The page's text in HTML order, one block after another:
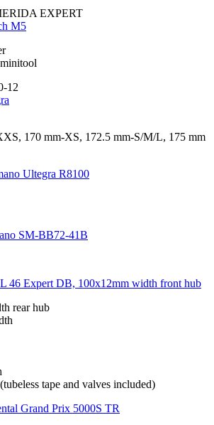
EXPERT
M5
12
170 mm-XS, 172.5 mm-S/M/L, 175 mm
Ultegra R8100
SM-BB72-41B
46 Expert DB, 100x12mm width front hub
rear hub
tape and valves included)
Grand Prix 5000S TR